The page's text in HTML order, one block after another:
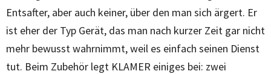
Entsafter, aber auch keiner, über den man sich ärgert. Er
ist eher der Typ Gerät, das man nach kurzer Zeit gar nicht
mehr bewusst wahrnimmt, weil es einfach seinen Dienst
tut. Beim Zubehör legt KLAMER einiges bei: zwei